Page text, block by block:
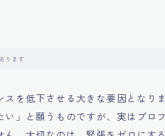
ります
を低下させる大きな要因となりま
」と願うものですが、実はプロフ